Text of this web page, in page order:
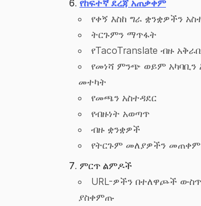
የከፍተኛ ደረጃ አጠቃቀም
የቀኝ እስከ ግራ ቋንቋዎችን
ትርጉምን ማጥፋት
የTacoTranslate ብዙ
የመነሻ ምንጭ ወይም አካባቢን
መተካት
የመጫን አስተዳደር
የብዙነት አወጣጥ
ብዙ ቋንቋዎች
የትርጉም መለያዎችን መጠቀም
ምርጥ ልምዶች
URL-ዎችን በተለዋጮች ውስጥ
ያስቀምጡ